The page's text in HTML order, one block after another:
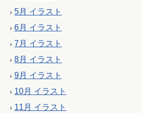
5月 イラスト
6月 イラスト
7月 イラスト
8月 イラスト
9月 イラスト
10月 イラスト
11月 イラスト